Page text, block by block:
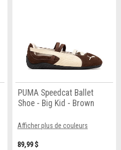
PUMA Speedcat Ballet
Shoe - Big Kid - Brown
Afficher plus de couleurs
89,99 $